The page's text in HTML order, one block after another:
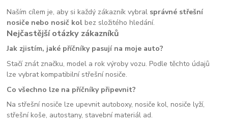
Naším cílem je, aby si každý zákazník vybral správné střešní
nosiče nebo nosič kol bez složitého hledání.
Nejčastější otázky zákazníků
Jak zjistím, jaké příčníky pasují na moje auto?
Stačí znát značku, model a rok výroby vozu. Podle těchto údajů
lze vybrat kompatibilní střešní nosiče.
Co všechno lze na příčníky připevnit?
Na střešní nosiče lze upevnit autoboxy, nosiče kol, nosiče lyží,
střešní koše, autostany, stavební materiál ad.